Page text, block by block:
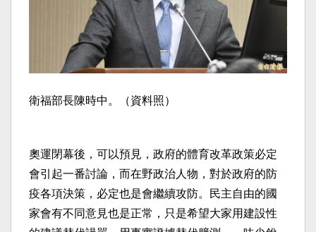
衛福部長陳時中。（資料照）
奧運閉幕後，可以預見，政府的體育改革政策必定
會引起一番討論，而在野政治人物，對於政府的防
疫各項決策，必定也是會繼續攻防。民主自由的國
家會有不同意見也是正常，只是希望大家用建設性